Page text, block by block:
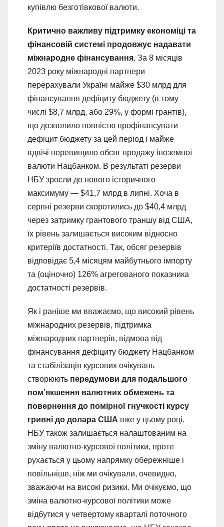
купівлю безготівкової валюти.
Критично важливу підтримку економіці та
фінансовій системі продовжує надавати
міжнародне фінансування. За 8 місяців
2023 року міжнародні партнери
перерахували Україні майже $30 млрд для
фінансування дефіциту бюджету (в тому
числі $8,7 млрд, або 29%, у формі грантів),
що дозволило повністю профінансувати
дефіцит бюджету за цей період і майже
вдвічі перевищило обсяг продажу іноземної
валюти Нацбанком. В результаті резерви
НБУ зросли до нового історичного
максимуму — $41,7 млрд в липні. Хоча в
серпні резерви скоротились до $40,4 млрд
через затримку грантового траншу від США,
їх рівень залишається високим відносно
критеріїв достатності. Так, обсяг резервів
відповідає 5,4 місяцям майбутнього імпорту
та (оціночно) 126% агрегованого показника
достатності резервів.
Як і раніше ми вважаємо, що високий рівень
міжнародних резервів, підтримка
міжнародних партнерів, відмова від
фінансування дефіциту бюджету Нацбанком
та стабілізація курсових очікувань
створюють передумови для подальшого
пом’якшення валютних обмежень та
повернення до помірної гнучкості курсу
гривні до долара США вже у цьому році.
НБУ також залишається налаштованим на
зміну валютно-курсової політики, проте
рухається у цьому напрямку обережніше і
повільніше, ніж ми очікували, очевидно,
зважаючи на високі ризики. Ми очікуємо, що
зміна валютно-курсової політики може
відбутися у четвертому кварталі поточного